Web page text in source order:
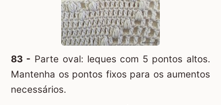
83 - Parte oval: leques com 5 pontos altos.
Mantenha os pontos fixos para os aumentos
necessários.